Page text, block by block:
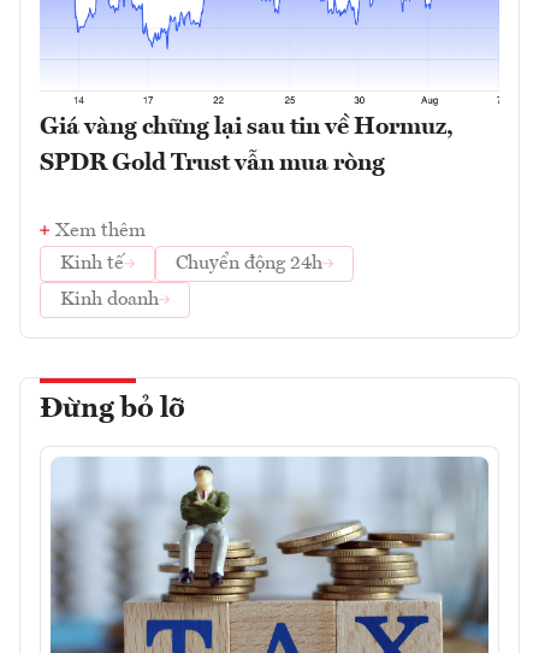
Giá vàng chững lại sau tin về Hormuz,
SPDR Gold Trust vẫn mua ròng
Xem thêm
Kinh tế
Chuyển động 24h
Kinh doanh
Đừng bỏ lỡ